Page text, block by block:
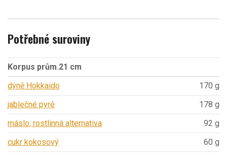
Potřebné suroviny
Korpus prům.21 cm
dýně Hokkaido
170 g
jablečné pyré
178 g
máslo, rostlinná alternativa
92 g
cukr kokosový
60 g